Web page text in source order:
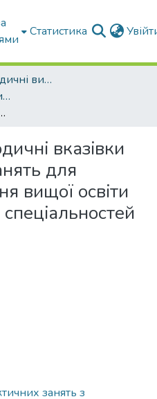
Статистика
Навчально-методичні видання
Навчально-методичні видання
вищої освiти «Бакалавр» з ycix спецiальностей
вказiвки
для
вищої освiти
занять з